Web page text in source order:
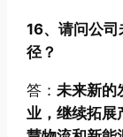
16、请问公
径？
答： 未来新的
业，继续拓展